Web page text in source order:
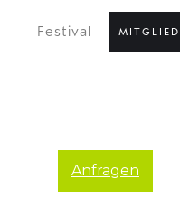
Festival
Anfragen